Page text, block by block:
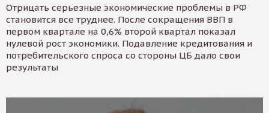
Отрицать серьезные экономические проблемы в РФ
становится все труднее. После сокращения ВВП в
первом квартале на 0,6% второй квартал показал
нулевой рост экономики. Подавление кредитования и
потребительского спроса со стороны ЦБ дало свои
результаты